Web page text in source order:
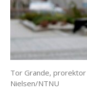
Tor Grande,
Nielsen/NTNU